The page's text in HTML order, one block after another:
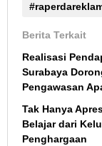
Berita Terkait
Realisasi
Surabaya
Pengawasan
Tak Hanya
Belajar dari
Penghargaan